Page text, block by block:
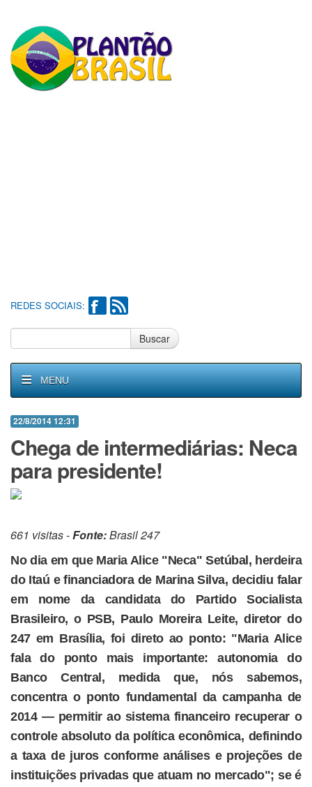
REDES SOCIAIS:
Buscar
MENU
22/8/2014 12:31
Chega de intermediárias: Neca
para presidente!
661 visitas -Fonte:Brasil 247
No dia em que Maria Alice "Neca" Setúbal, herdeira
do Itaú e financiadora de Marina Silva, decidiu falar
em nome da candidata do Partido Socialista
Brasileiro, o PSB, Paulo Moreira Leite, diretor do
247 em Brasília, foi direto ao ponto: "Maria Alice
fala do ponto mais importante: autonomia do
Banco Central, medida que, nós sabemos,
concentra o ponto fundamental da campanha de
2014 — permitir ao sistema financeiro recuperar o
controle absoluto da política econômica, definindo
a taxa de juros conforme análises e projeções de
instituições privadas que atuam no mercado"; se é